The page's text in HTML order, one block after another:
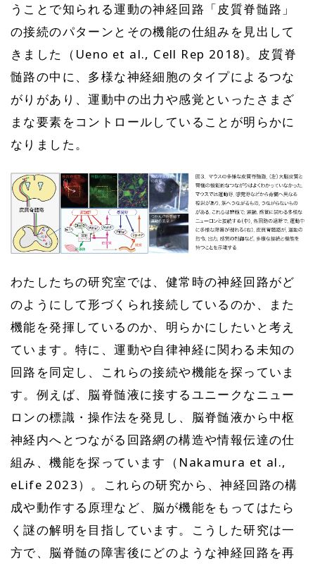
うことで知られる運動の神経回路「皮質脊髄路」
の接続のパターンとその機能の仕組みを見出して
きました（Ueno et al., Cell Rep 2018)。皮質脊
髄路の中に、多様な神経細胞のタイプによるつな
がりがあり、運動中の出力や感覚といったさまざ
まな要素をコントロールしていることが明らかに
なりました。
わたしたちの研究室では、健常時の神経回路がど
のようにして形づくられ接続しているのか、また
機能を発揮しているのか、明らかにしたいと考え
ています。特に、運動や自律神経に関わる未知の
回路を同定し、これらの接続や機能を探っていま
す。例えば、脳脊髄液に接するユニークなニュー
ロンの標識・操作法を発見し、脳脊髄液から中枢
神経内へとつながる回路網の構造や情報伝達の仕
組み、機能を探っています（Nakamura et al.,
eLife 2023）。これらの研究から、神経回路の構
成や動作する原理など、脳が機能をもってはたら
く謎の解明を目指しています。こうした研究は一
方で、脳脊髄の障害後にどのような神経回路を再